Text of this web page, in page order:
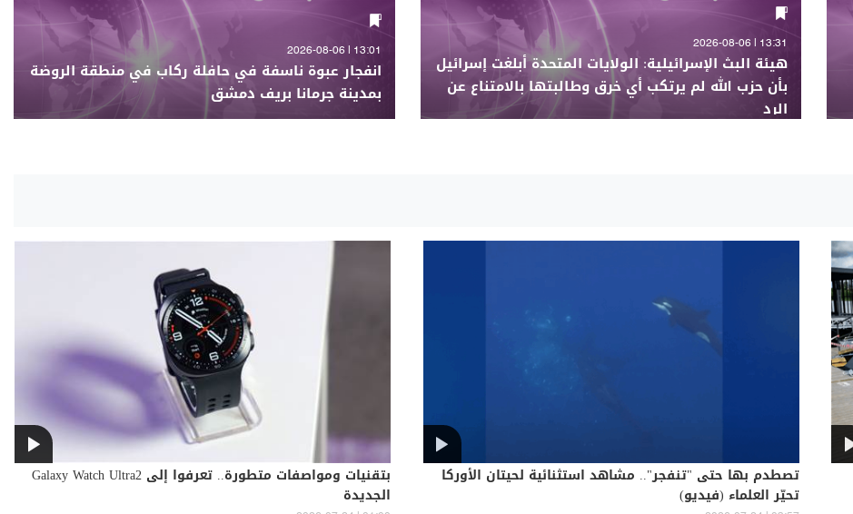
13:31 | 2026-08-06
هيئة البث الإسرائيلية: الولايات المتحدة أبلغت إسرائيل
بأن حزب الله لم يرتكب أي خرق وطالبتها بالامتناع عن
الرد
13:01 | 2026-08-06
انفجار عبوة ناسفة في حافلة ركاب في منطقة الروضة
بمدينة جرمانا بريف دمشق
تصطدم بها حتى "تنفجر".. مشاهد استثنائية لحيتان الأوركا
تحيّر العلماء (فيديو)
بتقنيات ومواصفات متطورة.. تعرفوا إلى Galaxy Watch Ultra2
الجديدة